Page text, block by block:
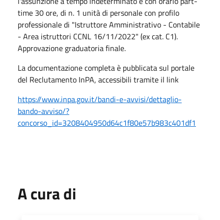
time 30 ore, di n. 1 unità di personale con profilo
professionale di "Istruttore Amministrativo - Contabile
- Area istruttori CCNL 16/11/2022" (ex cat. C1).
Approvazione graduatoria finale.
La documentazione completa è pubblicata sul portale
del Reclutamento InPA, accessibili tramite il link
https://www.inpa.gov.it/bandi-e-avvisi/dettaglio-
bando-avviso/?
concorso_id=3208404950d64c1f80e57b983c401df1
A cura di